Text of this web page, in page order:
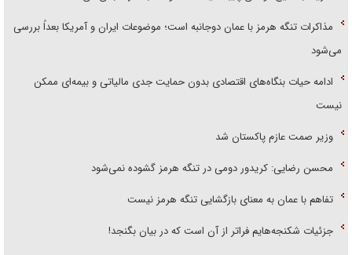
مذاکرات تنگه هرمز با عمان دوجانبه است؛ موضوعات ایران و آمریکا بعداً بررسی
می‌شود
ادامه حیات بنگاه‌های اقتصادی بدون حمایت جدی مالیاتی و بیمه‌ای ممکن
نیست
وزیر صمت عازم پاکستان شد
محسن رضایی: کریدور دومی در تنگه هرمز گشوده نمی‌شود
تفاهم با عمان به معنای بازگشایی تنگه هرمز نیست
جزئیات شکنجه‌هایم فراتر از آن است که در بیان بگنجد!